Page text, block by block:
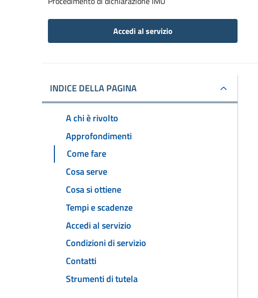
Accedi al servizio
INDICE DELLA PAGINA
A chi è rivolto
Approfondimenti
Come fare
Cosa serve
Cosa si ottiene
Tempi e scadenze
Accedi al servizio
Condizioni di servizio
Contatti
Strumenti di tutela